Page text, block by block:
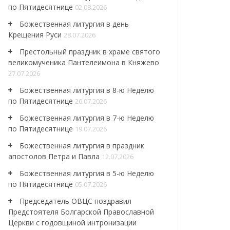
по Пятидесятнице 02.08.2026
Божественная литургия в день
Крещения Руси 28.07.2026
Престольный праздник в храме святого
великомученика Пантелеимона в Княжево
27.07.2026
Божественная литургия в 8-ю Неделю
по Пятидесятнице 26.07.2026
Божественная литургия в 7-ю Неделю
по Пятидесятнице 19.07.2026
Божественная литургия в праздник
апостолов Петра и Павла 12.07.2026
Божественная литургия в 5-ю Неделю
по Пятидесятнице 05.07.2026
Председатель ОВЦС поздравил
Предстоятеля Болгарской Православной
Церкви с годовщиной интронизации